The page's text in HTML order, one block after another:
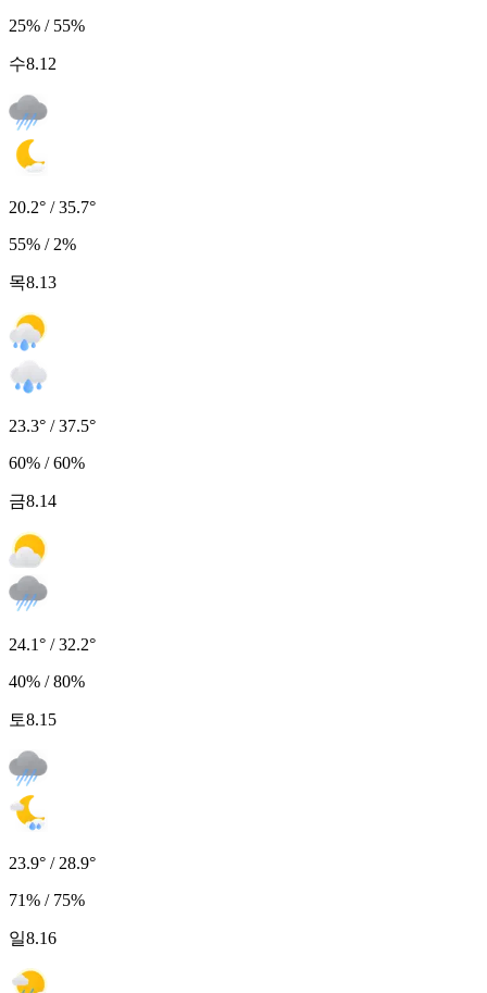
25% / 55%
수8.12
20.2° / 35.7°
55% / 2%
목8.13
23.3° / 37.5°
60% / 60%
금8.14
24.1° / 32.2°
40% / 80%
토8.15
23.9° / 28.9°
71% / 75%
일8.16